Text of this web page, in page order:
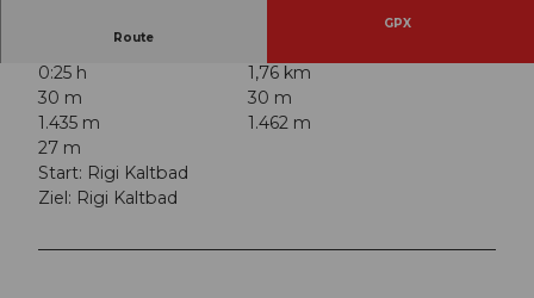
Route
GPX
0:25 h
1,76 km
30 m
30 m
1.435 m
1.462 m
27 m
Start: Rigi Kaltbad
Ziel: Rigi Kaltbad